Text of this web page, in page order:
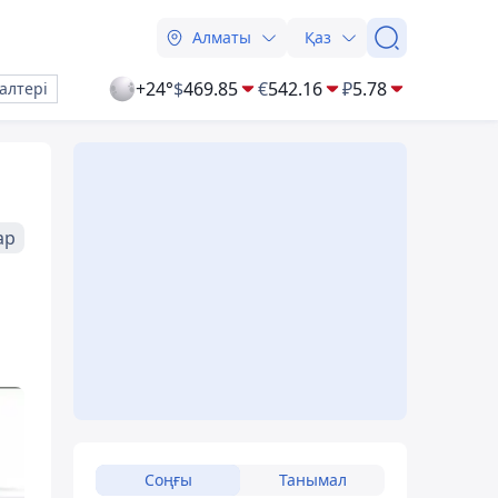
Алматы Қаз
+24°$469.85 €542.16 ₽5.78
Соңғы Танымал